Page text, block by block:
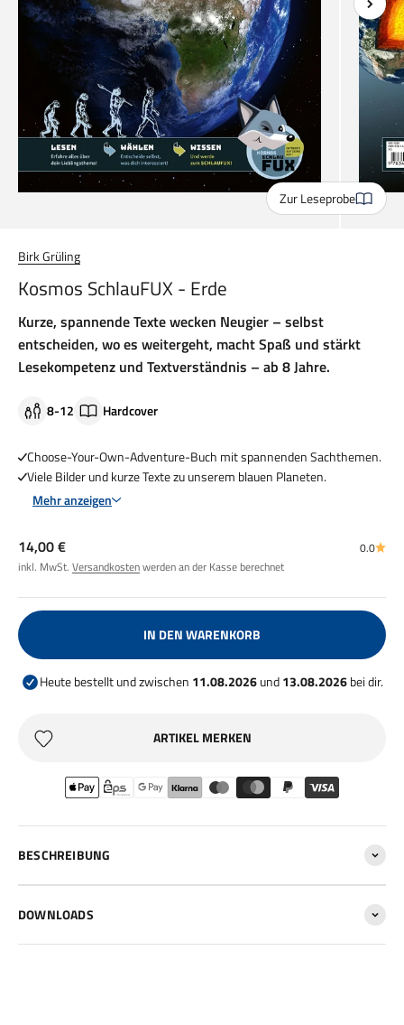
Zur Leseprobe
Birk Grüling
Kosmos SchlauFUX - Erde
Kurze, spannende Texte wecken Neugier – selbst
entscheiden, wo es weitergeht, macht Spaß und stärkt
Lesekompetenz und Textverständnis – ab 8 Jahre.
8-12 Hardcover
Choose-Your-Own-Adventure-Buch mit spannenden Sachthemen.
Viele Bilder und kurze Texte zu unserem blauen Planeten.
Mehr anzeigen
Angebot
14,00 €
inkl. MwSt. Versandkostenwerden an der Kasse berechnet
0.0
IN DEN WARENKORB
Heute bestellt und zwischen 11.08.2026und13.08.2026bei dir.
ARTIKEL MERKEN
BESCHREIBUNG
DOWNLOADS